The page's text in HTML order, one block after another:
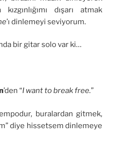
dışarı atmak
’ı dinlemeyi seviyorum.
bir gitar solo var ki…
’den “I want to break free.”
buralardan gitmek,
diye hissetsem dinlemeye